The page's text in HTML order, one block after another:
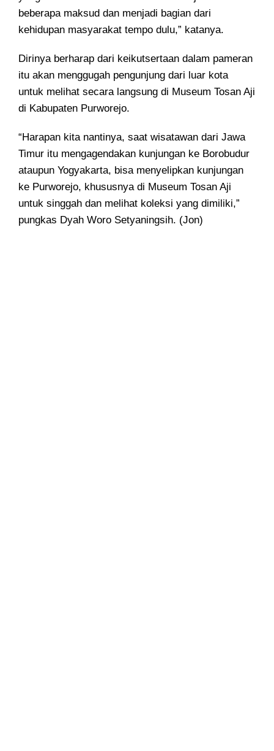
beberapa maksud dan menjadi bagian dari
kehidupan masyarakat tempo dulu,” katanya.
Dirinya berharap dari keikutsertaan dalam pameran
itu akan menggugah pengunjung dari luar kota
untuk melihat secara langsung di Museum Tosan Aji
di Kabupaten Purworejo.
“Harapan kita nantinya, saat wisatawan dari Jawa
Timur itu mengagendakan kunjungan ke Borobudur
ataupun Yogyakarta, bisa menyelipkan kunjungan
ke Purworejo, khususnya di Museum Tosan Aji
untuk singgah dan melihat koleksi yang dimiliki,”
pungkas Dyah Woro Setyaningsih. (Jon)